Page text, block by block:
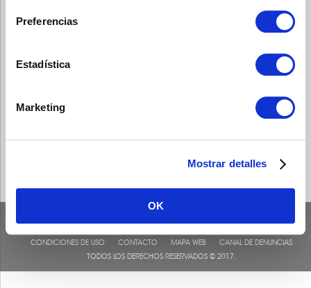
Preferencias
Estadística
Marketing
Mostrar detalles
OK
CONDICIONES DE USO CONTACTO MAPA WEB
CANAL DE DENUNCIAS
TODOS LOS DERECHOS RESERVADOS © 2017.